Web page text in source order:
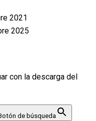
2021
2025
con la descarga del
de búsqueda